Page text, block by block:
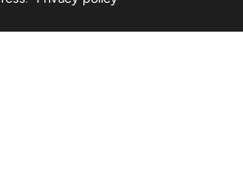
di
Gabriele Polidori